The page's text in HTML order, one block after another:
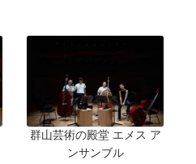
群山芸術の殿堂 エメス ア
ンサンブル